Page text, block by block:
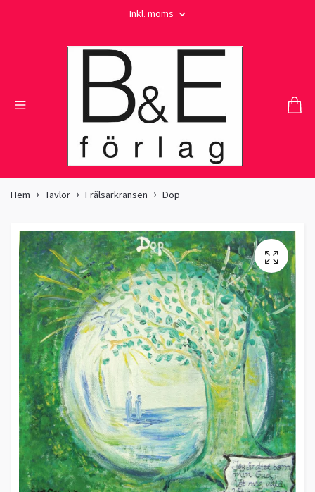
Inkl. moms
Hem Tavlor Frälsarkransen Dop